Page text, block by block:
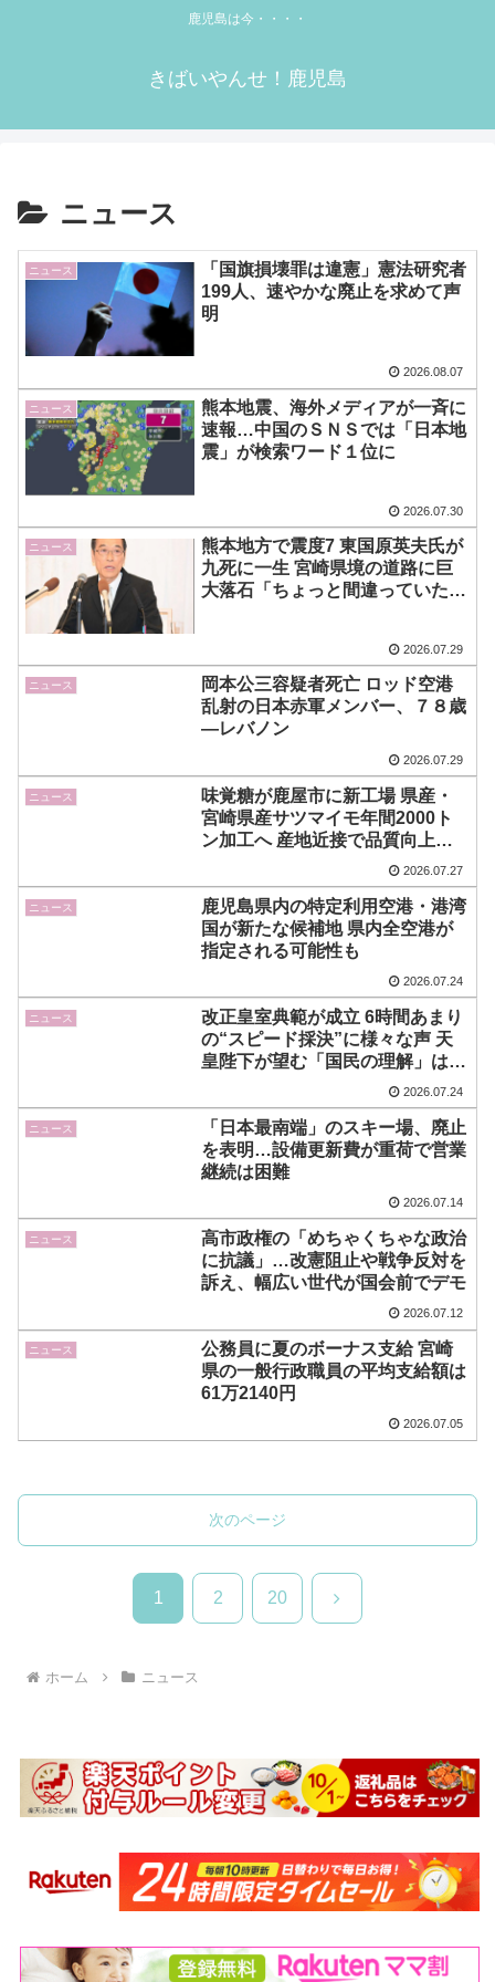
鹿児島は今・・・・
きばいやんせ！鹿児島
ニュース
ニュース
「国旗損壊罪は違憲」憲法研究者
199人、速やかな廃止を求めて声
明
2026.08.07
ニュース
熊本地震、海外メディアが一斉に
速報…中国のＳＮＳでは「日本地
震」が検索ワード１位に
2026.07.30
ニュース
熊本地方で震度7 東国原英夫氏が
九死に一生 宮崎県境の道路に巨
大落石「ちょっと間違っていた
2026.07.29
ニュース
岡本公三容疑者死亡 ロッド空港
乱射の日本赤軍メンバー、７８歳
―レバノン
2026.07.29
ニュース
味覚糖が鹿屋市に新工場 県産・
宮崎県産サツマイモ年間2000ト
ン加工へ 産地近接で品質向上目
2026.07.27
ニュース
鹿児島県内の特定利用空港・港湾
国が新たな候補地 県内全空港が
指定される可能性も
2026.07.24
ニュース
改正皇室典範が成立 6時間あまり
の“スピード採決”に様々な声 天
皇陛下が望む「国民の理解」は
2026.07.24
ニュース
「日本最南端」のスキー場、廃止
を表明…設備更新費が重荷で営業
継続は困難
2026.07.14
ニュース
高市政権の「めちゃくちゃな政治
に抗議」…改憲阻止や戦争反対を
訴え、幅広い世代が国会前でデモ
2026.07.12
ニュース
公務員に夏のボーナス支給 宮崎
県の一般行政職員の平均支給額は
61万2140円
2026.07.05
次のページ
1 2 20 次
ホーム ニュース